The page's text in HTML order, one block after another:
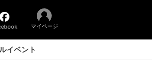
マイページ
イベント